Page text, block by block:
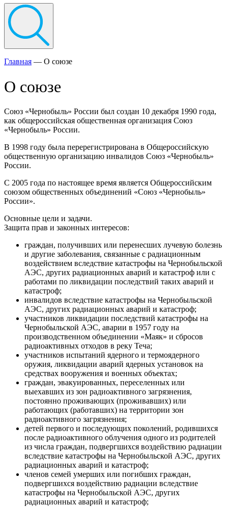
Главная — О союзе
О союзе
Союз «Чернобыль» России был создан 10 декабря 1990 года,
как общероссийская общественная организация Союз
«Чернобыль» России.
В 1998 году была перерегистрирована в Общероссийскую
общественную организацию инвалидов Союз «Чернобыль»
России.
С 2005 года по настоящее время является Общероссийским
союзом общественных объединений «Союз «Чернобыль»
России».
Основные цели и задачи.
Защита прав и законных интересов:
граждан, получивших или перенесших лучевую болезнь
и другие заболевания, связанные с радиационным
воздействием вследствие катастрофы на Чернобыльской
АЭС, других радиационных аварий и катастроф или с
работами по ликвидации последствий таких аварий и
катастроф;
инвалидов вследствие катастрофы на Чернобыльской
АЭС, других радиационных аварий и катастроф;
участников ликвидации последствий катастрофы на
Чернобыльской АЭС, аварии в 1957 году на
производственном объединении «Маяк» и сбросов
радиоактивных отходов в реку Теча;
участников испытаний ядерного и термоядерного
оружия, ликвидации аварий ядерных установок на
средствах вооружения и военных объектах;
граждан, эвакуированных, переселенных или
выехавших из зон радиоактивного загрязнения,
постоянно проживающих (проживавших) или
работающих (работавших) на территории зон
радиоактивного загрязнения;
детей первого и последующих поколений, родившихся
после радиоактивного облучения одного из родителей
из числа граждан, подвергшихся воздействию радиации
вследствие катастрофы на Чернобыльской АЭС, других
радиационных аварий и катастроф;
членов семей умерших или погибших граждан,
подвергшихся воздействию радиации вследствие
катастрофы на Чернобыльской АЭС, других
радиационных аварий и катастроф;